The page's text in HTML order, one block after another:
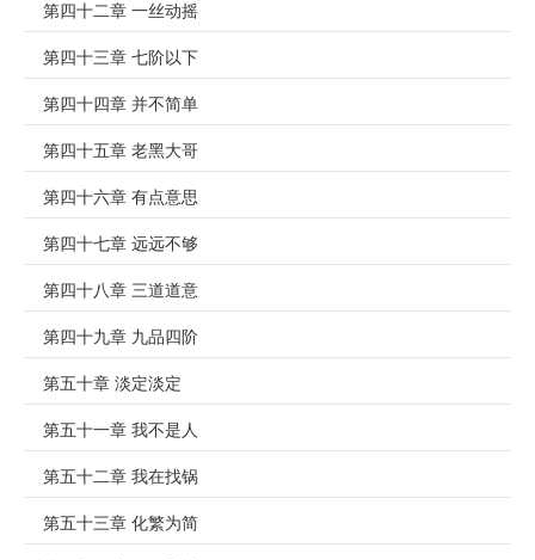
第四十二章 一丝动摇
第四十三章 七阶以下
第四十四章 并不简单
第四十五章 老黑大哥
第四十六章 有点意思
第四十七章 远远不够
第四十八章 三道道意
第四十九章 九品四阶
第五十章 淡定淡定
第五十一章 我不是人
第五十二章 我在找锅
第五十三章 化繁为简